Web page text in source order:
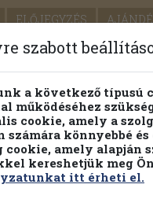
ELŐJEGYZÉS
ÁRAINK
Részletes kereső
szabott
a következő típusú
működéséhez
cookie, amely a
számára könnyebbé és
amely alapján
kereshetjük meg
itt érheti el.